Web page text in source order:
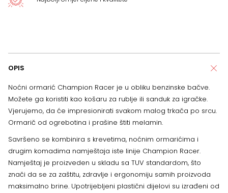
OPIS
Noćni ormarić Champion Racer je u obliku benzinske bačve.
Možete ga koristiti kao košaru za rublje ili sanduk za igračke.
Vjerujemo, da će impresionirati svakom malog trkača po srcu.
Ormarič od ogrebotina i prašine štiti melamin.
Savršeno se kombinira s krevetima, noćnim ormarićima i
drugim komadima namještaja iste linije Champion Racer.
Namještaj je proizveden u skladu sa TUV standardom, što
znači da se za zaštitu, zdravlje i ergonomiju samih proizvoda
maksimalno brine. Upotrijebljeni plastični dijelovi su izrađeni od